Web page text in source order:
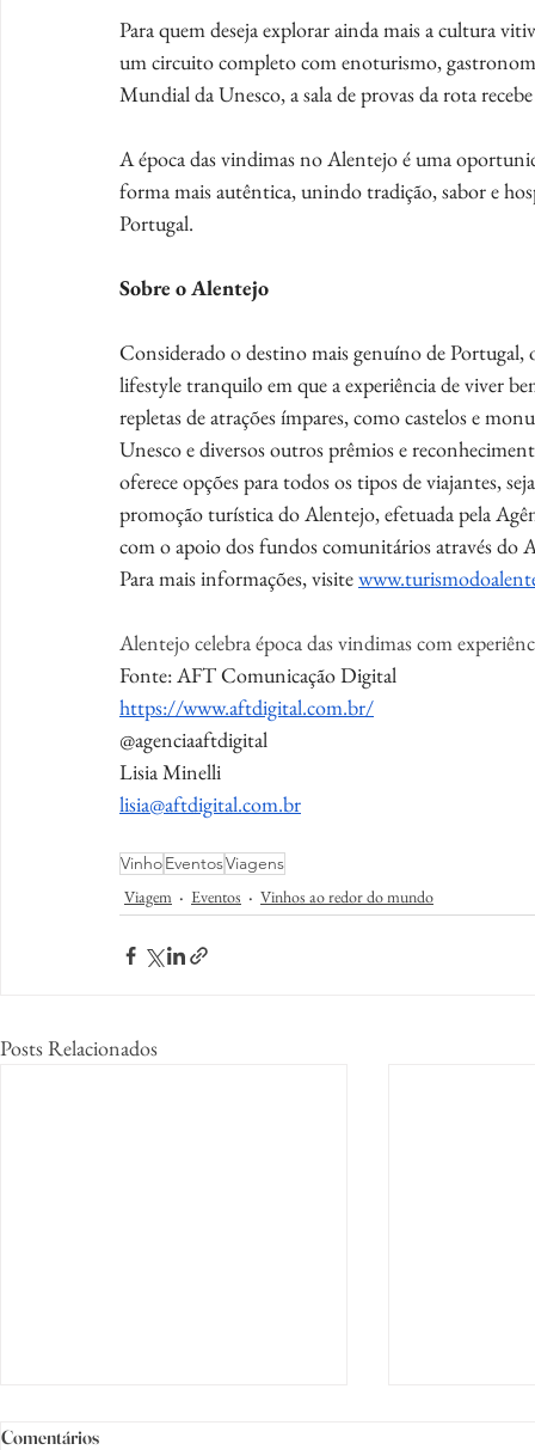
Para quem deseja explorar ainda mais a cultura
um circuito completo com enoturismo,
Mundial da Unesco, a sala de provas da rota
A época das vindimas no Alentejo é uma
forma mais autêntica, unindo tradição, sabor e
Portugal.
Sobre o Alentejo
Considerado o destino mais genuíno de
lifestyle tranquilo em que a experiência de viver
repletas de atrações ímpares, como castelos e
Unesco e diversos outros prêmios e
oferece opções para todos os tipos de viajantes,
promoção turística do Alentejo, efetuada pela
com o apoio dos fundos comunitários através do
Para mais informações, visite
Alentejo celebra época das vindimas com
Fonte: AFT Comunicação Digital
https://www.aftdigital.com.br/
@agenciaaftdigital
Lisia Minelli
lisia@aftdigital.com.br
VinhoEventosViagens
Viagem
Eventos Vinhos ao redor do mundo
Posts Relacionados
Comentários